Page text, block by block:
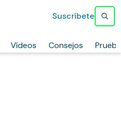
Vídeos Consejos
Suscríbete